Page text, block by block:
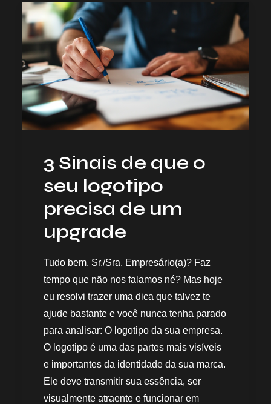
3 Sinais de que o
seu logotipo
precisa de um
upgrade
Tudo bem, Sr./Sra. Empresário(a)? Faz
tempo que não nos falamos né? Mas hoje
eu resolvi trazer uma dica que talvez te
ajude bastante e você nunca tenha parado
para analisar: O logotipo da sua empresa.
O logotipo é uma das partes mais visíveis
e importantes da identidade da sua marca.
Ele deve transmitir sua essência, ser
visualmente atraente e funcionar em